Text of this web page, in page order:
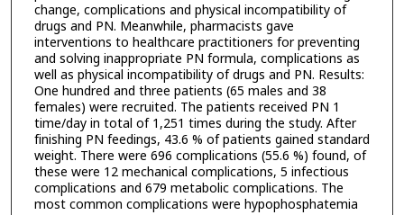
change, complications and physical incompatibility of
drugs and PN. Meanwhile, pharmacists gave
interventions to healthcare practitioners for preventing
and solving inappropriate PN formula, complications as
well as physical incompatibility of drugs and PN. Results:
One hundred and three patients (65 males and 38
females) were recruited. The patients received PN 1
time/day in total of 1,251 times during the study. After
finishing PN feedings, 43.6 % of patients gained standard
weight. There were 696 complications (55.6 %) found, of
these were 12 mechanical complications, 5 infectious
complications and 679 metabolic complications. The
most common complications were hypophosphatemia